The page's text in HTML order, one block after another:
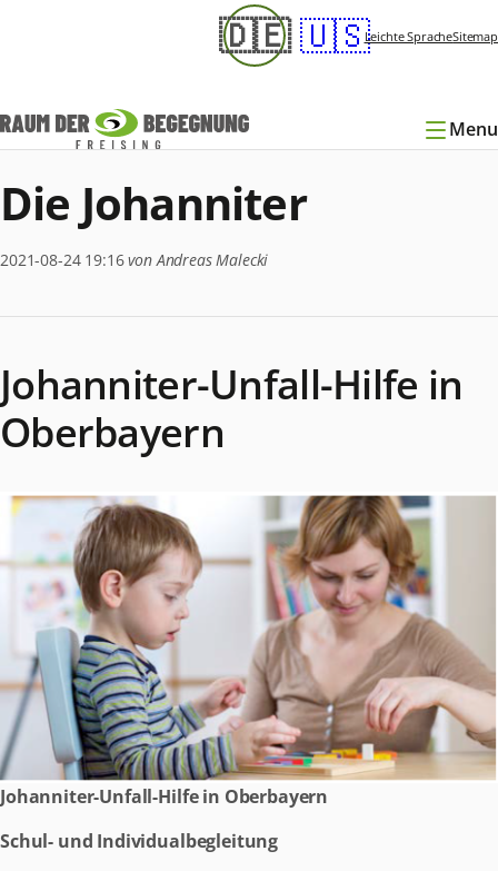
🇩🇪 🇺🇸Navigation
überspringen
Leichte SpracheSitemap
Menu
Die Johanniter
2021-08-24 19:16von Andreas Malecki
Johanniter-Unfall-Hilfe in
Oberbayern
Johanniter-Unfall-Hilfe in Oberbayern
Schul- und Individualbegleitung